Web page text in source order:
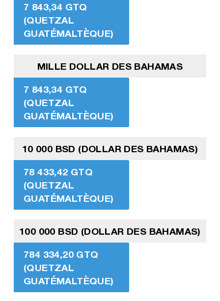
7 843,34 GTQ
(QUETZAL
GUATÉMALTÈQUE)
MILLE DOLLAR DES BAHAMAS
7 843,34 GTQ
(QUETZAL
GUATÉMALTÈQUE)
10 000 BSD (DOLLAR DES BAHAMAS)
78 433,42 GTQ
(QUETZAL
GUATÉMALTÈQUE)
100 000 BSD (DOLLAR DES BAHAMAS)
784 334,20 GTQ
(QUETZAL
GUATÉMALTÈQUE)